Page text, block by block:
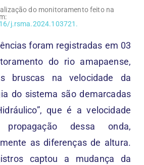
do monitoramento feito na
j.rsma.2024.103721.
foram registradas em 03
do rio amapaense,
bruscas na velocidade da
do sistema são demarcadas
que é a velocidade
dessa onda,
as diferenças de altura.
captou a mudança da